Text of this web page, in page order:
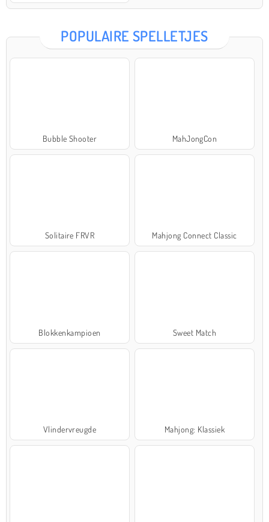
POPULAIRE SPELLETJES
Bubble Shooter MahJongCon
Solitaire FRVR Mahjong Connect Classic
Blokkenkampioen Sweet Match
Vlindervreugde Mahjong: Klassiek